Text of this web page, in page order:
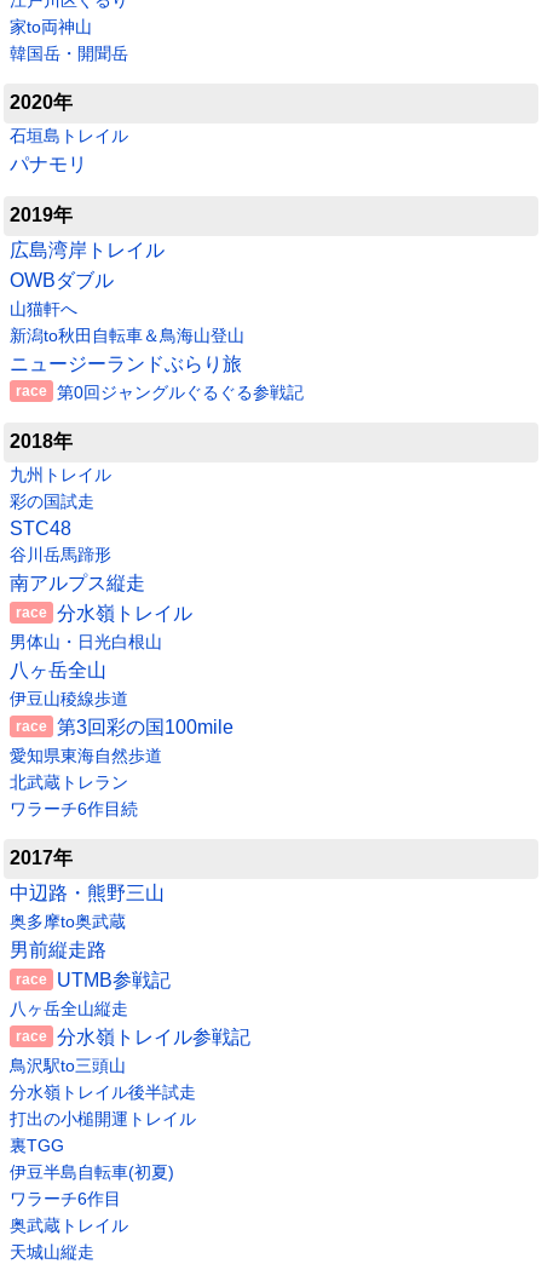
家to両神山
韓国岳・開聞岳
2020年
石垣島トレイル
パナモリ
2019年
広島湾岸トレイル
OWBダブル
山猫軒へ
新潟to秋田自転車＆鳥海山登山
ニュージーランドぶらり旅
第0回ジャングルぐるぐる参戦記
2018年
九州トレイル
彩の国試走
STC48
谷川岳馬蹄形
南アルプス縦走
分水嶺トレイル
男体山・日光白根山
八ヶ岳全山
伊豆山稜線歩道
第3回彩の国100mile
愛知県東海自然歩道
北武蔵トレラン
ワラーチ6作目続
2017年
中辺路・熊野三山
奥多摩to奥武蔵
男前縦走路
UTMB参戦記
八ヶ岳全山縦走
分水嶺トレイル参戦記
鳥沢駅to三頭山
分水嶺トレイル後半試走
打出の小槌開運トレイル
裏TGG
伊豆半島自転車(初夏)
ワラーチ6作目
奥武蔵トレイル
天城山縦走